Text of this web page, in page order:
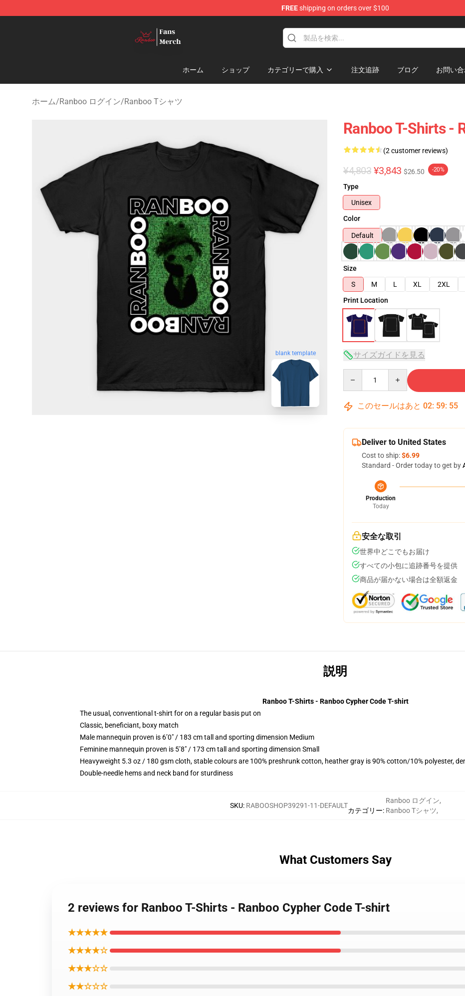
FREEshipping on orders over $100
ホーム ショップ カテゴリーで購入 注文追跡 ブログ お問い
ホーム/Ranboo ログイン/Ranboo Tシャツ
blank template
Ranboo T-Shirts -
(2 customer reviews)
¥4,803 ¥3,843 $26.50 -20%
Type
Unisex
Color
Default
Size
S
M L XL 2XL
Print Location
サイズガイドを見る
このセールはあと 02: 59: 54
Deliver to United States
Cost to ship:$6.99
Standard - Order today to get by
Production
Today
安全な取引
世界中どこでもお届け
すべての小包に追跡番号を提供
商品が届かない場合は全額返金
説明
Ranboo T-Shirts - Ranboo Cypher Code T-shirt
The usual, conventional t-shirt for on a regular basis put on
Classic, beneficiant, boxy match
Male mannequin proven is 6’0″ / 183 cm tall and sporting dimension Medium
Feminine mannequin proven is 5’8″ / 173 cm tall and sporting dimension Small
Heavyweight 5.3 oz / 180 gsm cloth, stable colours are 100% preshrunk cotton, heather gray is 90% cotton/10% polyester,
Double-needle hems and neck band for sturdiness
SKU: RABOOSHOP39291-11-DEFAULT
カテゴリー:
Ranboo ログイン,
Ranboo Tシャツ,
What Customers Say
2 reviews for Ranboo T-Shirts - Ranboo Cypher Code T-shirt
★★★★★
★★★★☆
★★★☆☆
★★☆☆☆